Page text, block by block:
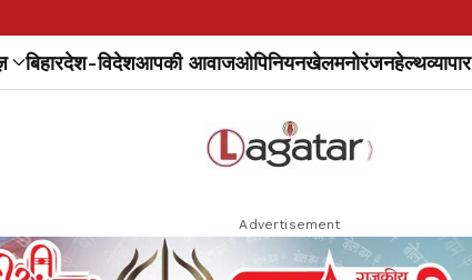
बिहारदेश-विदेशआपकी आवाजओपिनियनखेलमनोरंजनहेल्थव्यापार
Advertisement